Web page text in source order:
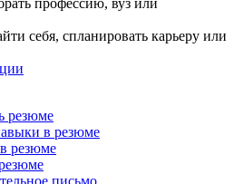
профессию, вуз или
себя, спланировать карьеру или
резюме
в резюме
резюме